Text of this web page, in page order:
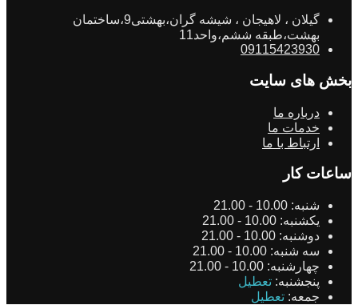
گیلان ، لاهیجان ، شیشه گران،بهشتی9،ساختمان
بهشت،طبقه ششم،واحد11
09115423930
بخش های سایت
درباره ما
خدمات ما
ارتباط با ما
ساعات کار
شنبه: 10.00 - 21.00
یکشنبه: 10.00 - 21.00
دوشنبه: 10.00 - 21.00
سه شنبه: 10.00 - 21.00
چهارشنبه: 10.00 - 21.00
پنجشنبه: تعطیل
جمعه: تعطیل